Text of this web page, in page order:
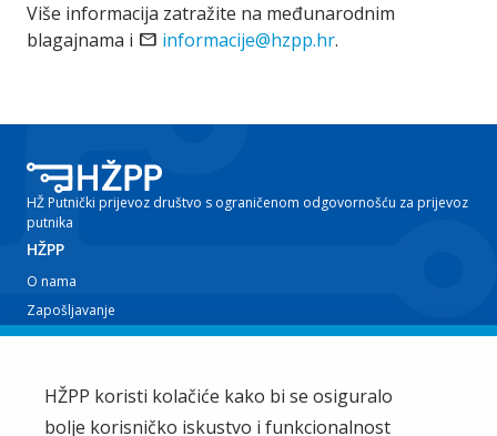
Više informacija zatražite na međunarodnim
blagajnama i email informacije@hzpp.hr.
HŽ Putnički prijevoz društvo s ograničenom odgovornošću za prijevoz
putnika
HŽPP
O nama
Zapošljavanje
Planovi i izvještaji
Iz tvrtke
EU projekti
HŽPP koristi kolačiće kako bi se osiguralo
bolje korisničko iskustvo i funkcionalnost